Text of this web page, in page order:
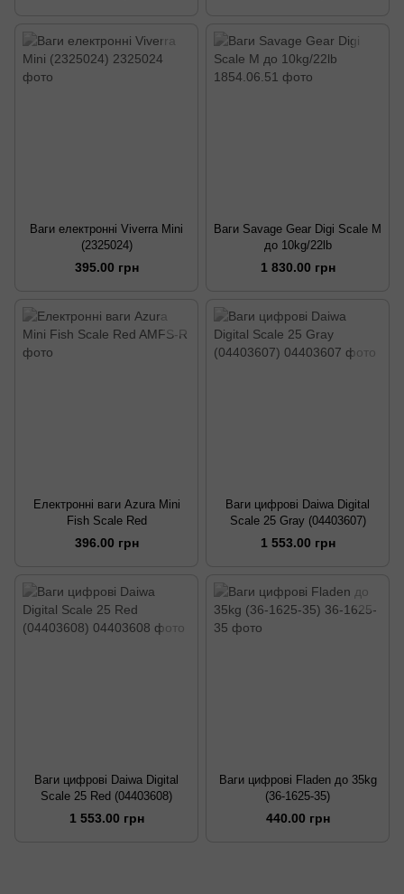
Ваги електронні Viverra Mini
(2325024)
395.00 грн
Ваги Savage Gear Digi Scale M
до 10kg/22lb
1 830.00 грн
Електронні ваги Azura Mini
Fish Scale Red
396.00 грн
Ваги цифрові Daiwa Digital
Scale 25 Gray (04403607)
1 553.00 грн
Ваги цифрові Daiwa Digital
Scale 25 Red (04403608)
1 553.00 грн
Ваги цифрові Fladen до 35kg
(36-1625-35)
440.00 грн